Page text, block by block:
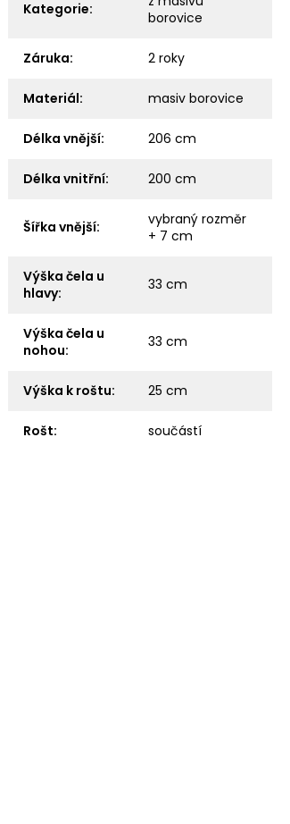
Kategorie:
borovice
Záruka: 2 roky
Materiál: masiv borovice
Délka vnější: 206 cm
Délka vnitřní: 200 cm
Šířka vnější:
vybraný rozměr
+ 7 cm
Výška čela u
hlavy: 33 cm
Výška čela u
nohou: 33 cm
Výška k roštu: 25 cm
Rošt: součástí